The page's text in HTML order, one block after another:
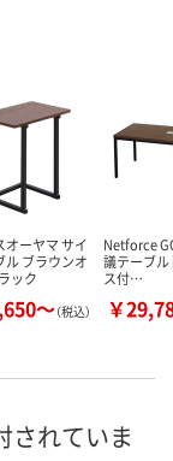
オーヤマ サイ
ル ブラウンオ
ック
～（税込）
Netforce
議テーブ
ス付…
￥
されていま